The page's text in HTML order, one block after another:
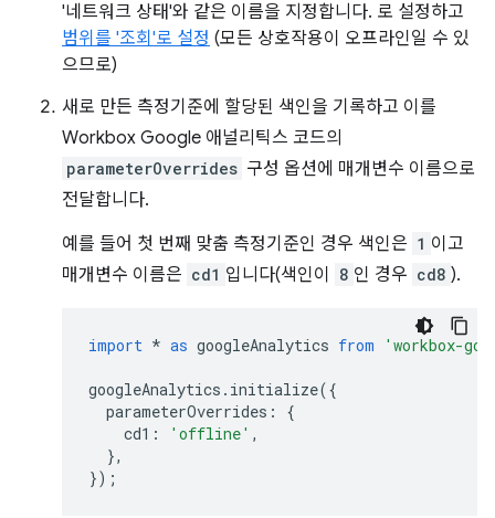
'네트워크 상태'와 같은 이름을 지정합니다. 로 설정하고
범위를 '조회'로 설정 (모든 상호작용이 오프라인일 수 있
으므로)
새로 만든 측정기준에 할당된 색인을 기록하고 이를
Workbox Google 애널리틱스 코드의
parameterOverrides 구성 옵션에 매개변수 이름으로
전달합니다.
예를 들어 첫 번째 맞춤 측정기준인 경우 색인은 1 이고
매개변수 이름은 cd1 입니다(색인이 8 인 경우 cd8 ).
import * as googleAnalytics from 'workbox-
googleAnalytics . initialize({
parameterOverrides :
{
cd1 : 'offline' ,
},
});